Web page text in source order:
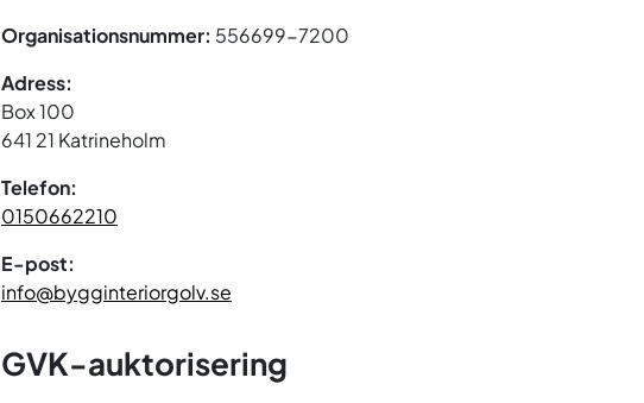
Organisationsnummer: 556699-7200
Adress:
Box 100
641 21 Katrineholm
Telefon:
0150662210
E-post:
info@bygginteriorgolv.se
GVK-auktorisering